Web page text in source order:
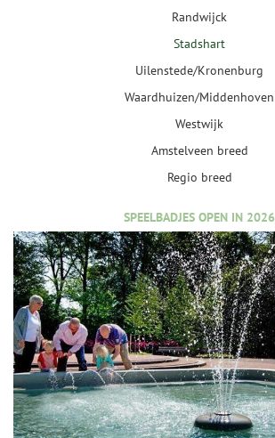
Randwijck
Stadshart
Uilenstede/Kronenburg
Waardhuizen/Middenhoven
Westwijk
Amstelveen breed
Regio breed
SPEELBADJES OPEN IN 2026